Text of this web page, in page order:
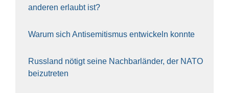
ande­ren erlaubt ist?
War­um sich Anti­se­mi­tis­mus ent­wi­ckeln konn­te
Russ­land nötigt sei­ne Nach­bar­län­der, der NATO
bei­zu­tre­ten